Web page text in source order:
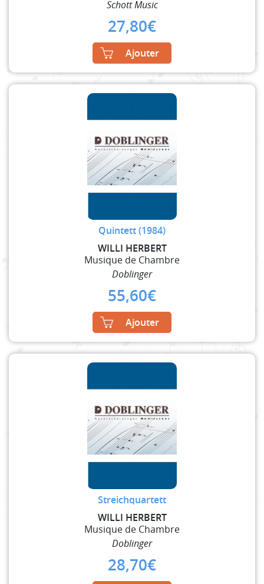
Schott Music
27,80€
Ajouter
Quintett (1984)
WILLI HERBERT
Musique de Chambre
Doblinger
55,60€
Ajouter
Streichquartett
WILLI HERBERT
Musique de Chambre
Doblinger
28,70€